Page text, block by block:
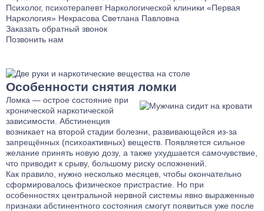
Психолог, психотерапевт Наркологической клиники «Первая
Наркология» Некрасова Светлана Павловна
Заказать обратный звонок
Позвонить нам
Особенности снятия ломки
Ломка — острое состояние при
хронической наркотической
зависимости. Абстиненция
возникает на второй стадии болезни, развивающейся из-за
запрещённых (психоактивных) веществ. Появляется сильное
желание принять новую дозу, а также ухудшается самочувствие,
что приводит к срыву, большому риску осложнений.
Как правило, нужно несколько месяцев, чтобы окончательно
сформировалось физическое пристрастие. Но при
особенностях центральной нервной системы явно выраженные
признаки абстинентного состояния смогут появиться уже после